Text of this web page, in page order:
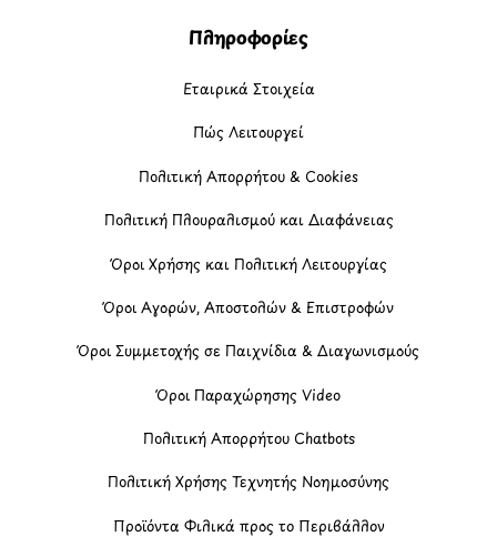
Πληροφορίες
Εταιρικά Στοιχεία
Πώς Λειτουργεί
Πολιτική Απορρήτου & Cookies
Πολιτική Πλουραλισμού και Διαφάνειας
Όροι Χρήσης και Πολιτική Λειτουργίας
Όροι Αγορών, Αποστολών & Επιστροφών
Όροι Συμμετοχής σε Παιχνίδια & Διαγωνισμούς
Όροι Παραχώρησης Video
Πολιτική Απορρήτου Chatbots
Πολιτική Χρήσης Τεχνητής Νοημοσύνης
Προϊόντα Φιλικά προς το Περιβάλλον